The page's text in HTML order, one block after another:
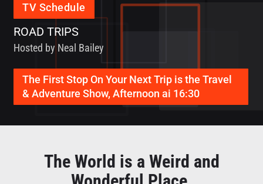
Jovens pedem celeridade no
Os jovens da Ribeira das Patas, em Santo Antão, pediram
de futebol com vista a melhorar as condições para a prática
TV Schedule
ROAD TRIPS
Hosted by Neal Bailey
The First Stop On Your Next Trip is the Travel
& Adventure Show, Afternoon ai 16:30
The World is a Weird and